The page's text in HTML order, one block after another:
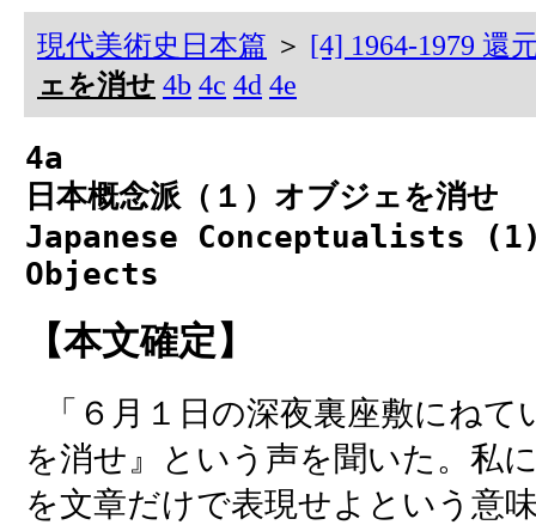
現代美術史日本篇 ＞ [4] 1964-1979 還
ェを消せ 4b 4c 4d 4e
4a
日本概念派（１）オブジェを消せ
Japanese Conceptualists
Objects
【本文確定】
「６月１日の深夜裏座敷にね
を消せ』という声を聞いた。私
を文章だけで表現せよという意